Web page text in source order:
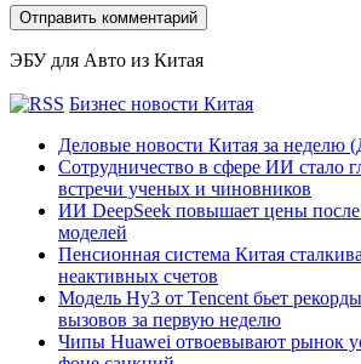
ЭБУ для Авто из Китая
Бизнес новости Китая
Деловые новости Китая за неделю
Сотрудничество в сфере ИИ стало
встречи ученых и чиновников
ИИ DeepSeek повышает цены после
моделей
Пенсионная система Китая
неактивных счетов
Модель Hy3 от Tencent бьет
вызовов за первую неделю
Чипы Huawei отвоевывают рынок